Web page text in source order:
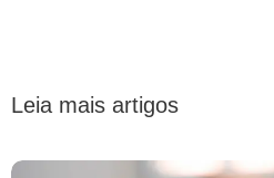
Leia mais artigos